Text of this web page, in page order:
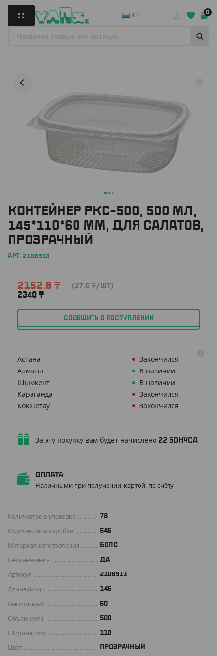
RU 0
КОНТЕЙНЕР РКС-500, 500 МЛ,
145*110*60 ММ, ДЛЯ САЛАТОВ,
ПРОЗРАЧНЫЙ
АРТ. 2108913
2152.8 ₸
2340₸
(27.6 ₸/ШТ)
СООБЩИТЬ О ПОСТУПЛЕНИИ
Астана
Закончился
Алматы
В наличии
Шымкент
В наличии
Караганда
Закончился
Кокшетау
Закончился
За эту покупку вам будет начислено 22 бонуса
Оплата
Наличными при получении, картой, по счёту
Количество в упаковке 78
Количество в коробке 546
Материал изготовления БОПС
Без нанесения ДА
Артикул 2108913
Длина (мм) 145
Высота (мм) 60
Объем (мл.) 500
Ширина (мм) 110
Цвет ПРОЗРАЧНЫЙ